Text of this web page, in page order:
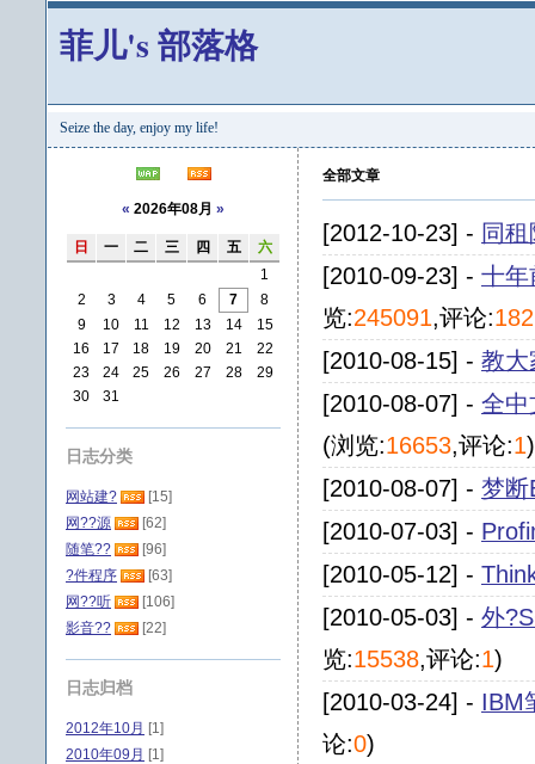
菲儿's 部落格
Seize the day, enjoy my life!
全部文章
[2012-10-23] - 同
[2010-09-23] - 十
览:245091,评论:
[2010-08-15] - 教大
[2010-08-07] - 全中
(浏览:16653,评论:1)
[2010-08-07] - 梦断
[2010-07-03] -
[2010-05-12] -
[2010-05-03] - 外
览:15538,评论:1)
[2010-03-24] - IBM
论:0)
« 2026年08月 »
日 一 二 三 四 五
六
1
2
3 4 5 6 7
8
9
10 11 12 13 14
15
16
17 18 19 20 21
22
23
24 25 26 27 28
29
30
31
日志分类
网站建?
[15]
网??源
[62]
随笔??
[96]
?件程序
[63]
网??听
[106]
影音??
[22]
日志归档
2012年10月 [1]
2010年09月 [1]